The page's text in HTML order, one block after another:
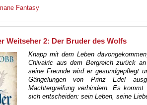
Fantasy
Weitseher 2: Der Bruder des Wolfs
Knapp mit dem Leben
Chivalric aus dem Bergreich zurück
seine Freunde wird er gesundgepflegt
Gängelungen von Prinz Edel
Machtergreifung verhindern. Es
sich entscheiden: sein Leben, seine